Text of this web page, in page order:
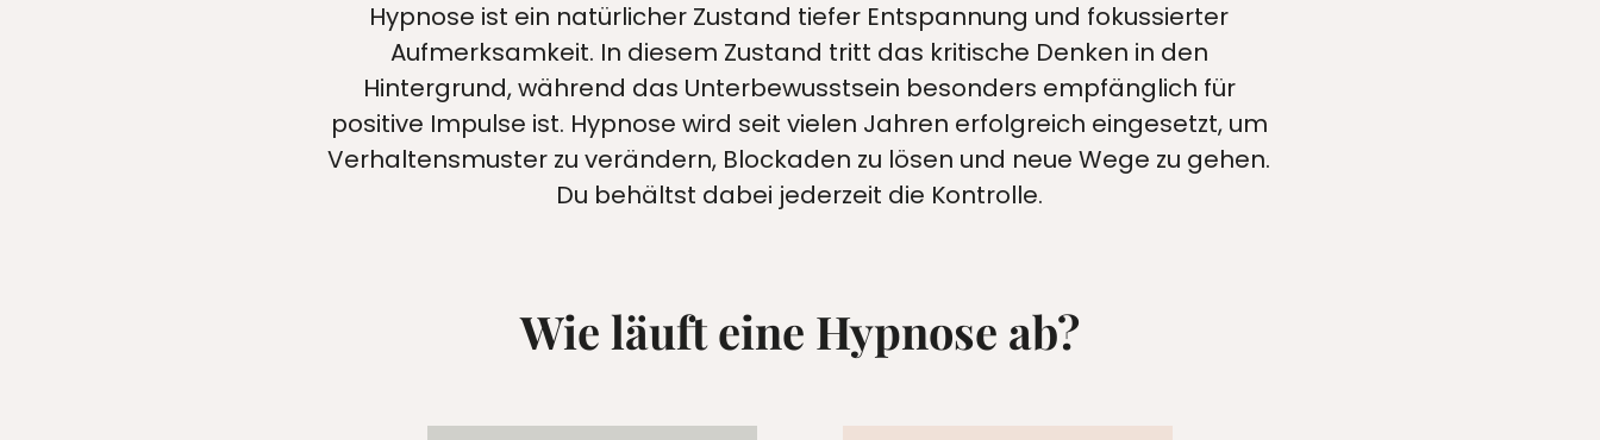
Hypnose ist ein natürlicher Zustand tiefer Entspannung und fokussierter
Aufmerksamkeit. In diesem Zustand tritt das kritische Denken in den
Hintergrund, während das Unterbewusstsein besonders empfänglich für
positive Impulse ist. Hypnose wird seit vielen Jahren erfolgreich eingesetzt, um
Verhaltensmuster zu verändern, Blockaden zu lösen und neue Wege zu gehen.
Du behältst dabei jederzeit die Kontrolle.
Wie läuft eine Hypnose ab?